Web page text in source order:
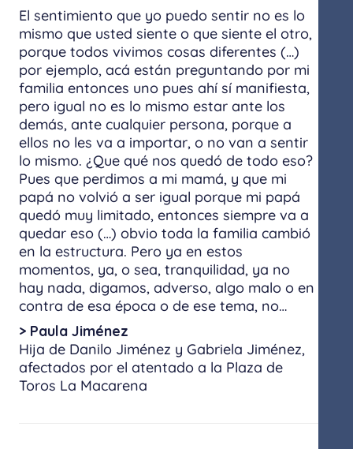
El sentimiento que yo puedo sentir no es lo
mismo que usted siente o que siente el otro,
porque todos vivimos cosas diferentes (…)
por ejemplo, acá están preguntando por mi
familia entonces uno pues ahí sí manifiesta,
pero igual no es lo mismo estar ante los
demás, ante cualquier persona, porque a
ellos no les va a importar, o no van a sentir
lo mismo. ¿Que qué nos quedó de todo eso?
Pues que perdimos a mi mamá, y que mi
papá no volvió a ser igual porque mi papá
quedó muy limitado, entonces siempre va a
quedar eso (…) obvio toda la familia cambió
en la estructura. Pero ya en estos
momentos, ya, o sea, tranquilidad, ya no
hay nada, digamos, adverso, algo malo o en
contra de esa época o de ese tema, no…
> Paula Jiménez
Hija de Danilo Jiménez y Gabriela Jiménez, ​
afectados por​ el atentado a la Plaza de
Toros La Macarena